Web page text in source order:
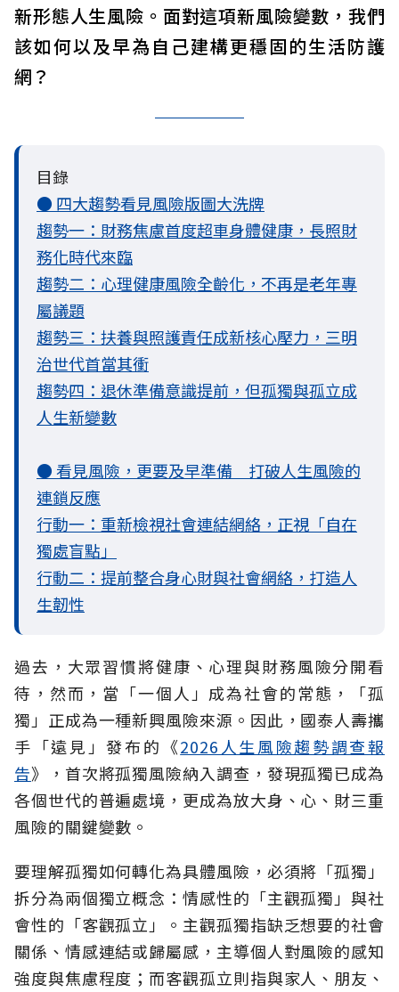
新形態人生風險。面對這項新風險變數，我們
該如何以及早為自己建構更穩固的生活防護
網？
目錄
● 四大趨勢看見風險版圖大洗牌
趨勢一：財務焦慮首度超車身體健康，長照財
務化時代來臨
趨勢二：心理健康風險全齡化，不再是老年專
屬議題
趨勢三：扶養與照護責任成新核心壓力，三明
治世代首當其衝
趨勢四：退休準備意識提前，但孤獨與孤立成
人生新變數
● 看見風險，更要及早準備 打破人生風險的
連鎖反應
行動一：重新檢視社會連結網絡，正視「自在
獨處盲點」
行動二：提前整合身心財與社會網絡，打造人
生韌性
過去，大眾習慣將健康、心理與財務風險分開看
待，然而，當「一個人」成為社會的常態，「孤
獨」正成為一種新興風險來源。因此，國泰人壽攜
手「遠見」發布的《2026人生風險趨勢調查報
告》，首次將孤獨風險納入調查，發現孤獨已成為
各個世代的普遍處境，更成為放大身、心、財三重
風險的關鍵變數。
要理解孤獨如何轉化為具體風險，必須將「孤獨」
拆分為兩個獨立概念：情感性的「主觀孤獨」與社
會性的「客觀孤立」。主觀孤獨指缺乏想要的社會
關係、情感連結或歸屬感，主導個人對風險的感知
強度與焦慮程度；而客觀孤立則指與家人、朋友、